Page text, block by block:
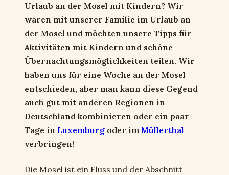
Urlaub an der Mosel mit Kindern? Wir
waren mit unserer Familie im Urlaub an
der Mosel und möchten unsere Tipps für
Aktivitäten mit Kindern und schöne
Übernachtungsmöglichkeiten teilen. Wir
haben uns für eine Woche an der Mosel
entschieden, aber man kann diese Gegend
auch gut mit anderen Regionen in
Deutschland kombinieren oder ein paar
Tage in Luxemburg oder im Müllerthal
verbringen!
Die Mosel ist ein Fluss und der Abschnitt